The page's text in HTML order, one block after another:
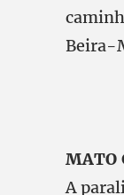
Beira-
MATO
A